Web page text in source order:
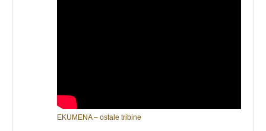
EKUMENA – ostale tribine